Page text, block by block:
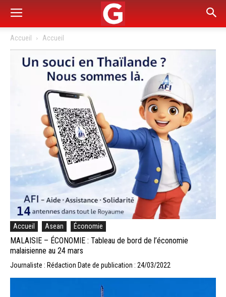
Accueil Accueil
Accueil Asean Économie
MALAISIE – ÉCONOMIE : Tableau de bord de l’économie
malaisienne au 24 mars
Journaliste : Rédaction Date de publication : 24/03/2022